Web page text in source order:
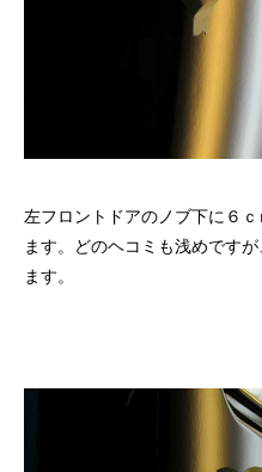
左フロントドアのノブ下に６
ます。どのヘコミも浅めです
ます。